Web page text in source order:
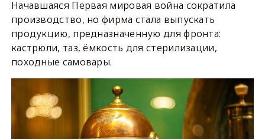
Начавшаяся Первая мировая война сократила
производство, но фирма стала выпускать
продукцию, предназначенную для фронта:
кастрюли, таз, ёмкость для стерилизации,
походные самовары.